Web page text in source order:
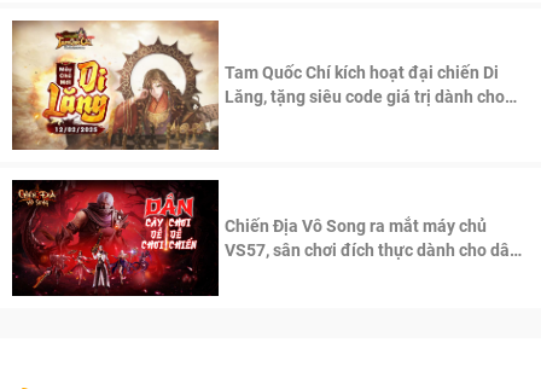
Tam Quốc Chí kích hoạt đại chiến Di
Lăng, tặng siêu code giá trị dành cho
Chiến Địa Vô Song ra mắt máy chủ
VS57, sân chơi đích thực dành cho dân